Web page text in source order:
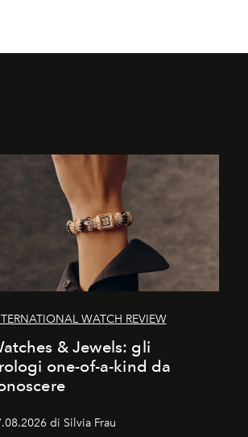
WATCH REVIEW
& Jewels: gli
one-of-a-kind da
di Silvia Frau